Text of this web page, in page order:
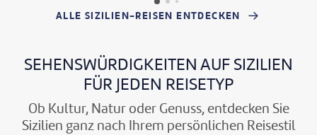
ALLE SIZILIEN-REISEN ENTDECKEN
SEHENSWÜRDIGKEITEN AUF SIZILIEN
FÜR JEDEN REISETYP
Ob Kultur, Natur oder Genuss, entdecken Sie
Sizilien ganz nach Ihrem persönlichen Reisestil